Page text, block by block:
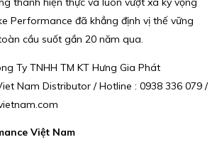
Performance đã khẳng định vị thế vững
cầu suốt gần 20 năm qua.
Ty TNHH TM KT Hưng Gia Phát
Nam Distributor / Hotline : 0938 336 079 /
Việt Nam